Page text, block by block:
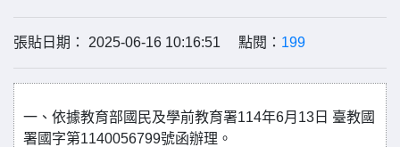
張貼日期： 2025-06-16 10:16:51 點閱： 199
一、依據教育部國民及學前教育署114年6月13日 臺教國
署國字第1140056799號函辦理。